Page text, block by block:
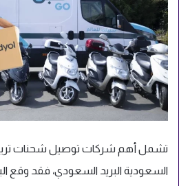
تشمل أهم شركات توصيل شحنات
السعودية البريد السعودي، فقد وقع